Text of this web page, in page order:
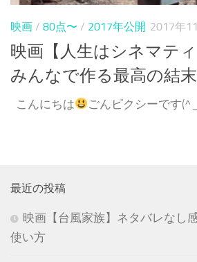
映画 / 80点〜 / 2017年公開 2017年
映画【人生はシネマテ
みんなで作る最高の結末
こんにちは ごんピクシーです
最近の投稿
映画【台風家族】ネタバレなし
使い方